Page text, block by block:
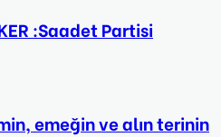
:Saadet Partisi
emeğin ve alın terinin